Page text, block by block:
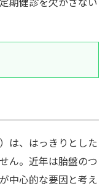
は、はっきりとした
ん。近年は胎盤のつ
中心的な要因と考え